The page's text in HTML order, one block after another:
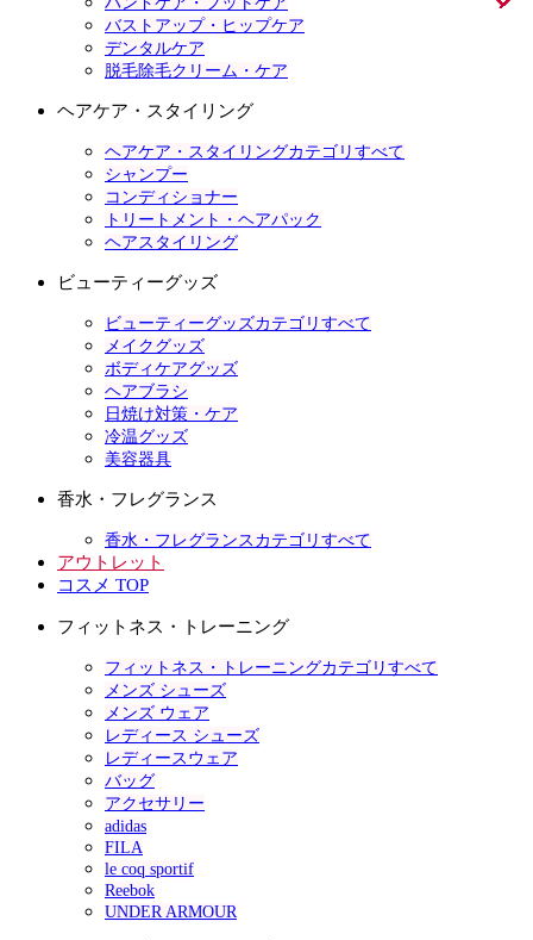
バストアップ・ヒップケア
デンタルケア
脱毛除毛クリーム・ケア
ヘアケア・スタイリング
ヘアケア・スタイリングカテゴリすべて
シャンプー
コンディショナー
トリートメント・ヘアパック
ヘアスタイリング
ビューティーグッズ
ビューティーグッズカテゴリすべて
メイクグッズ
ボディケアグッズ
ヘアブラシ
日焼け対策・ケア
冷温グッズ
美容器具
香水・フレグランス
香水・フレグランスカテゴリすべて
アウトレット
コスメ TOP
フィットネス・トレーニング
フィットネス・トレーニングカテゴリすべて
メンズ シューズ
メンズ ウェア
レディース シューズ
レディースウェア
バッグ
アクセサリー
adidas
FILA
le coq sportif
Reebok
UNDER ARMOUR